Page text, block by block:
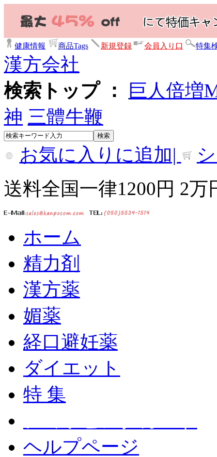
健康情報 商品Tags 新規登録 会員入り口 特集
漢方会社
検索トップ ：
巨人倍増
神 三體牛鞭
お気に入りに追加|
送料全国一律1200円 2
ホーム
精力剤
漢方薬
媚薬
経口避妊薬
ダイエット
特 集
ヘルプページ